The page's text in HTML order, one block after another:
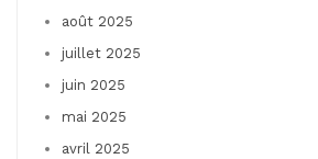
août 2025
juillet 2025
juin 2025
mai 2025
avril 2025